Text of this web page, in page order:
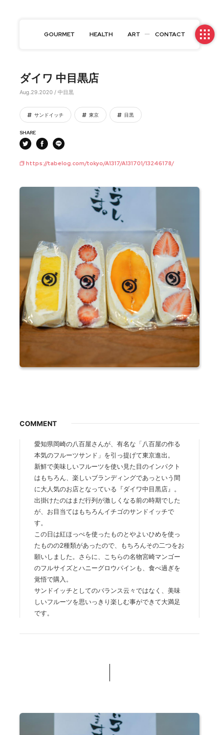
GOURMET HEALTH ART CONTACT
ダイワ 中目黒店
Aug.29.2020 / 中目黒
サンドイッチ 東京 目黒
SHARE
https://tabelog.com/tokyo/A1317/A131701/13246178/
COMMENT
愛知県岡崎の八百屋さんが、有名な「八百屋の作る
本気のフルーツサンド」を引っ提げて東京進出。
新鮮で美味しいフルーツを使い見た目のインパクト
はもちろん、楽しいブランディングであっという間
に大人気のお店となっている『ダイワ中目黒店』。
出掛けたのはまだ行列が激しくなる前の時期でした
が、お目当てはもちろんイチゴのサンドイッチで
す。
この日は紅ほっぺを使ったものとやよいひめを使っ
たものの2種類があったので、もちろんその二つをお
願いしました。さらに、こちらの名物宮崎マンゴー
のフルサイズとハニーグロウパインも、食べ過ぎを
覚悟で購入。
サンドイッチとしてのバランス云々ではなく、美味
しいフルーツを思いっきり楽しむ事ができて大満足
です。